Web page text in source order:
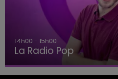
15h00 - 19h00
Le Club Champagne FM